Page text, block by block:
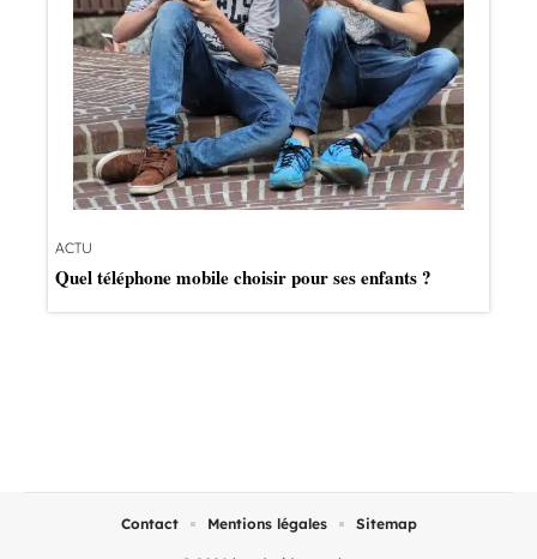
ACTU
Quel téléphone mobile choisir pour ses enfants ?
Contact Mentions légales Sitemap